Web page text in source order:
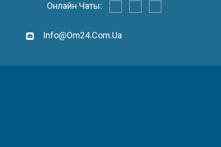
Онлайн Чаты:
Info@om24.com.ua